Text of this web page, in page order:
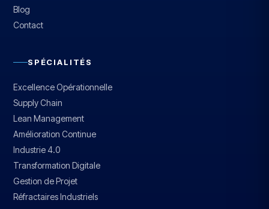
Blog
Contact
SPÉCIALITÉS
Excellence Opérationnelle
Supply Chain
Lean Management
Amélioration Continue
Industrie 4.0
Transformation Digitale
Gestion de Projet
Réfractaires Industriels